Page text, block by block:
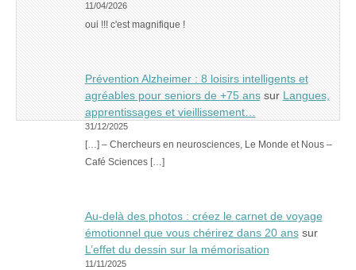
11/04/2026
oui !!! c'est magnifique !
Prévention Alzheimer : 8 loisirs intelligents et
agréables pour seniors de +75 anssur Langues,
apprentissages et vieillissement…
31/12/2025
[…] – Chercheurs en neurosciences, Le Monde et Nous –
Café Sciences […]
Au-delà des photos : créez le carnet de voyage
émotionnel que vous chérirez dans 20 anssur
L’effet du dessin sur la mémorisation
11/11/2025